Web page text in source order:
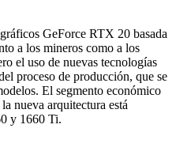
GeForce RTX 20 basada
a los mineros como a los
el uso de nuevas tecnologías
proceso de producción, que se
El segmento económico
nueva arquitectura está
y 1660 Ti.